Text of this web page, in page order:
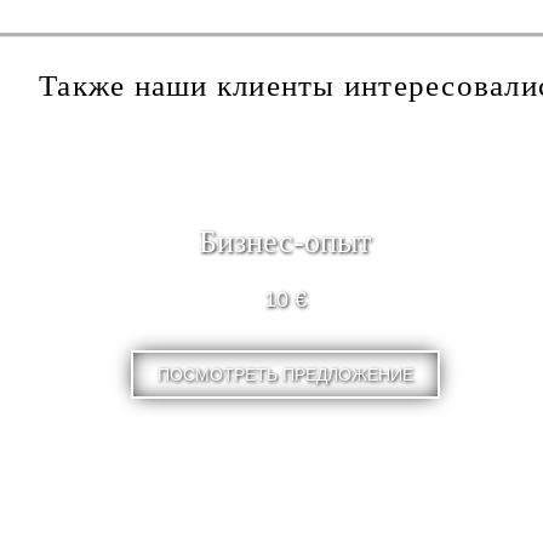
Также наши клиенты
Бизнес-опыт
10 €
ПОСМОТРЕТЬ ПРЕДЛОЖЕНИЕ